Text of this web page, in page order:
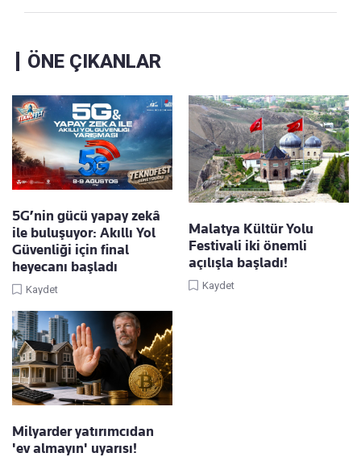
ÖNE ÇIKANLAR
5G’nin gücü yapay zekâ
ile buluşuyor: Akıllı Yol
Güvenliği için final
heyecanı başladı
Kaydet
Malatya Kültür Yolu
Festivali iki önemli
açılışla başladı!
Kaydet
Milyarder yatırımcıdan
'ev almayın' uyarısı!